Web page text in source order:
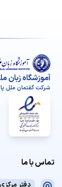
آموزشگاه زبان
شرکت گفتمان ملل
تماس با ما
دفتر مرکزی